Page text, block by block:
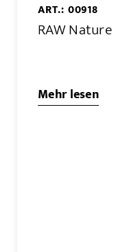
ART.: 00918
RAW
Mehr lesen